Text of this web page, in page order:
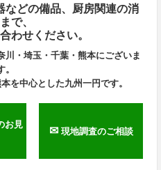
どの備品、厨房関連の消
で、
わせください。
川・埼玉・千葉・熊本にございま
。
を中心とした九州一円です。
お見
✉ 現地調査のご相談